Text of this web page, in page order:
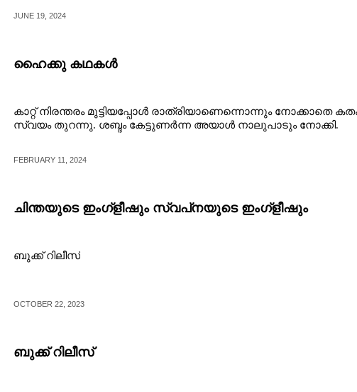
JUNE 19, 2024
ഹൈക്കു കഥകൾ
കാ​റ്റ് ​നി​ര​ന്ത​രം​ ​മു​ട്ടി​യ​പ്പോ​ൾ​ ​രാ​ത്രി​യാ​ണെ​ന്നൊ​ന്നും​ ​നോ​ക്കാ​തെ​
​സ്വ​യം​ ​തു​റ​ന്നു. ശ​ബ്ദം​ ​കേ​ട്ടു​ണ​ർ​ന്ന​ ​അ​യാ​ൾ​ ​നാ​ലു​പാ​ടും​ ​നോ​ക്കി.​ ​
FEBRUARY 11, 2024
ചിന്തയുടെ ഇംഗ്ളീഷും സ്വപ്‌നയുടെ ഇംഗ്ളീഷും
ബുക്ക് റിലീസ്
OCTOBER 22, 2023
ബുക്ക് റിലീസ്